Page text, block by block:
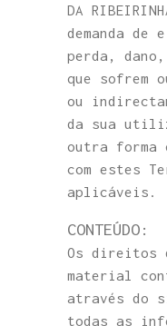
DA
demanda de
perda,
que sofrem
ou
da sua
outra forma
com estes
aplicáveis.
CONTEÚDO:
Os direitos
material
através do
todas as